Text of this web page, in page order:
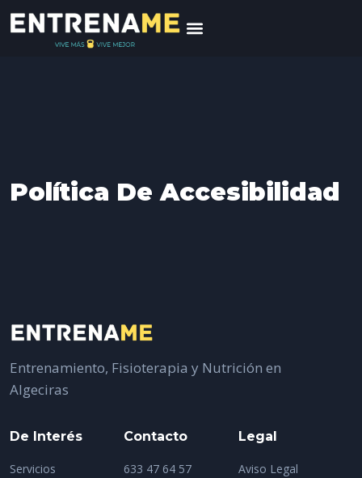
Política De Accesibilidad
Entrenamiento, Fisioterapia y Nutrición en
Algeciras
De Interés
Servicios
Contacto
633 47 64 57
Legal
Aviso Legal